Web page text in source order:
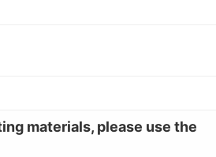
materials, please use the